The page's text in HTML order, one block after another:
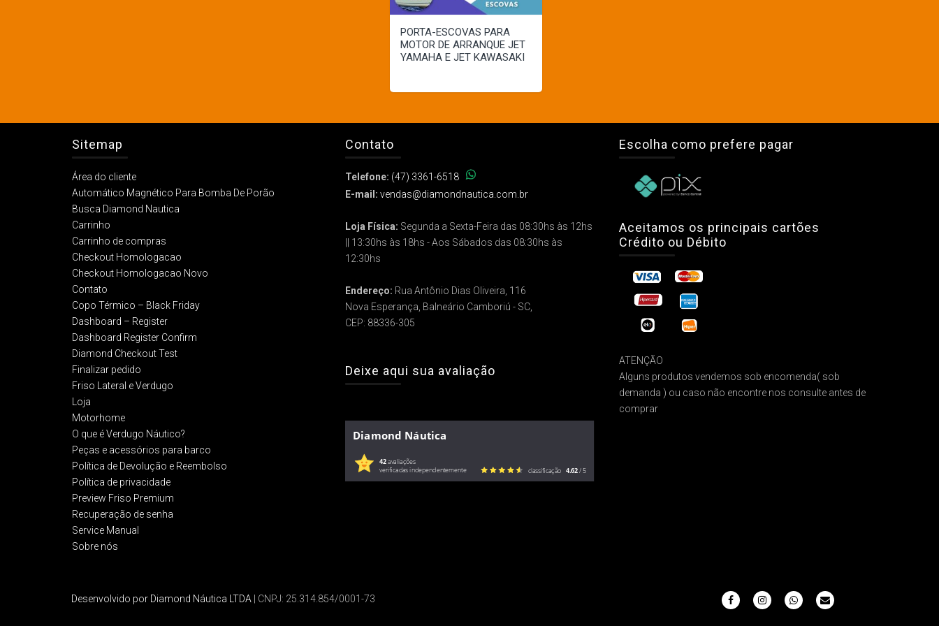
PORTA-ESCOVAS PARA
MOTOR DE ARRANQUE JET
YAMAHA E JET KAWASAKI
Sitemap
Área do cliente
Automático Magnético Para Bomba De Porão
Busca Diamond Nautica
Carrinho
Carrinho de compras
Checkout Homologacao
Checkout Homologacao Novo
Contato
Copo Térmico – Black Friday
Dashboard – Register
Dashboard Register Confirm
Diamond Checkout Test
Finalizar pedido
Friso Lateral e Verdugo
Loja
Motorhome
O que é Verdugo Náutico?
Peças e acessórios para barco
Política de Devolução e Reembolso​
Política de privacidade
Preview Friso Premium
Recuperação de senha
Service Manual
Sobre nós
Contato
Telefone: (47) 3361-6518
E-mail: vendas@diamondnautica.com.br
Loja Física: Segunda a Sexta-Feira das 08:30hs às 12hs
|| 13:30hs às 18hs - Aos Sábados das 08:30hs às
12:30hs
Endereço: Rua Antônio Dias Oliveira, 116
Nova Esperança, Balneário Camboriú - SC,
CEP: 88336-305
Deixe aqui sua avaliação
Diamond Náutica
42avaliações
verificadas independentemente
classificação 4.62/ 5
Escolha como prefere pagar
Aceitamos os principais cartões
Crédito ou Débito
ATENÇÃO
Alguns produtos vendemos sob encomenda( sob
demanda ) ou caso não encontre nos consulte antes de
comprar
Desenvolvido por Diamond Náutica LTDA | CNPJ: 25.314.854/0001-73